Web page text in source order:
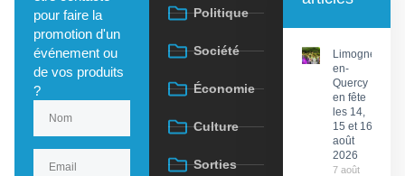
pour faire la
promotion d'un
événement ou
de vos produits
?
Politique
Société
Économie
Culture
Sorties
Limogne-
en-
Quercy
en fête
les 14,
15 et 16
août
2026
7 août